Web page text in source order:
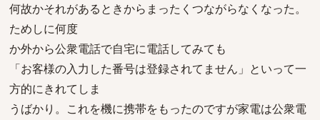
何故かそれがあるときからまったくつながらなくなった。
ためしに何度
か外から公衆電話で自宅に電話してみても
「お客様の入力した番号は登録されてません」といって一
方的にきれてしま
うばかり。これを機に携帯をもったのですが家電は公衆電